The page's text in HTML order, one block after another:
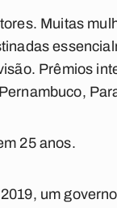
Muitas
Prêmios
25 anos.
um